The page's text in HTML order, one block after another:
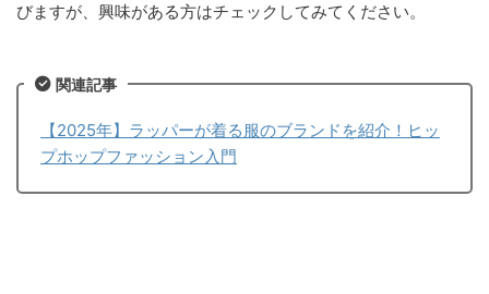
びますが、興味がある方はチェックしてみてください。
関連記事
【2025年】ラッパーが着る服のブランドを紹介！ヒッ
プホップファッション入門